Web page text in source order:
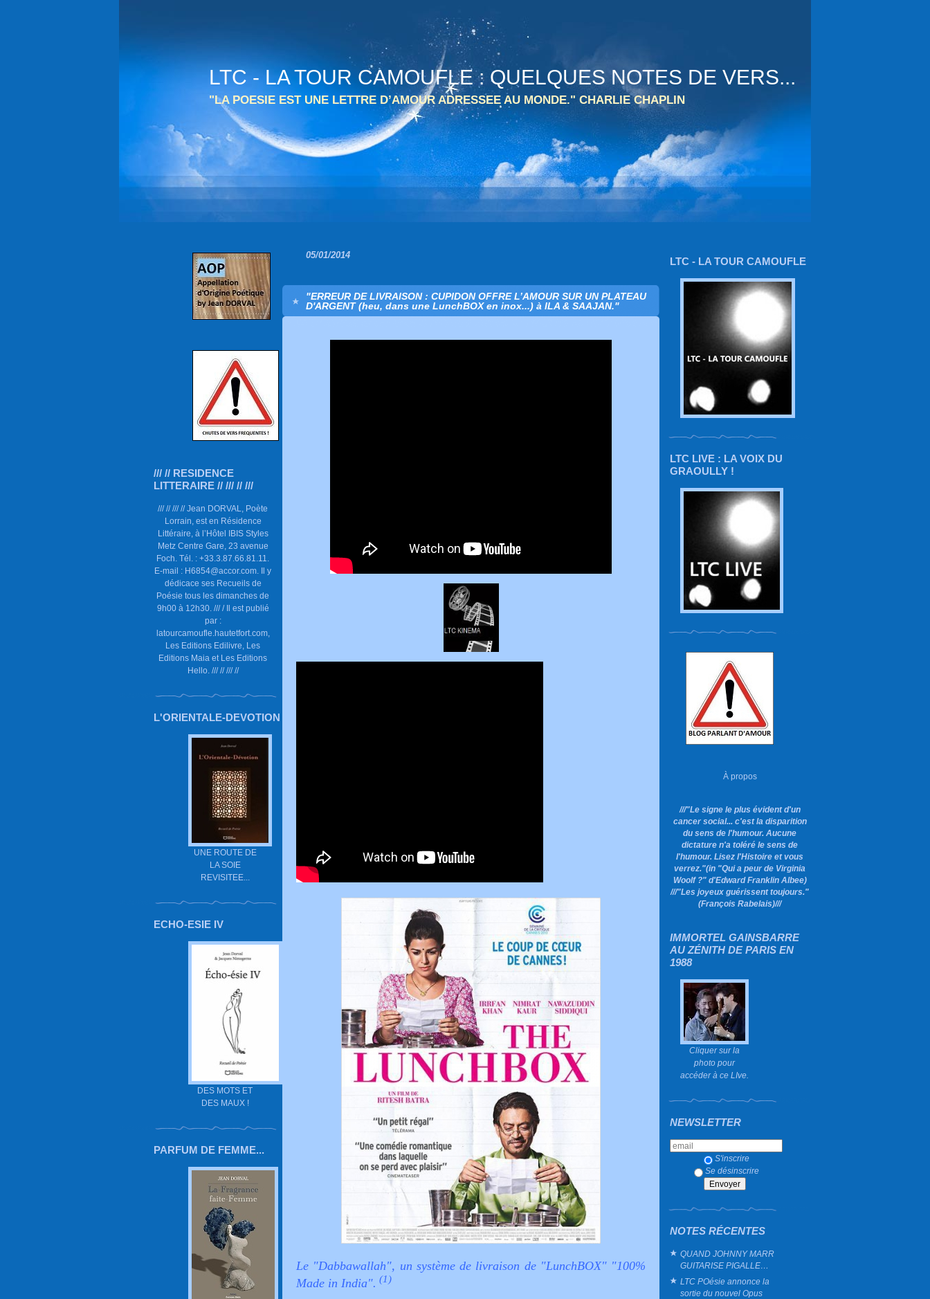
LTC - LA TOUR CAMOUFLE : QUELQUES NOTES DE VERS...
"LA POESIE EST UNE LETTRE D’AMOUR ADRESSEE AU MONDE." CHARLIE CHAPLIN
/// // RESIDENCE
LITTERAIRE // /// // ///
/// // /// // Jean DORVAL, Poète
Lorrain, est en Résidence
Littéraire, à l’Hôtel IBIS Styles
Metz Centre Gare, 23 avenue
Foch. Tél. : +33.3.87.66.81.11.
E-mail : H6854@accor.com. Il y
dédicace ses Recueils de
Poésie tous les dimanches de
9h00 à 12h30. /// / Il est publié
par :
latourcamoufle.hautetfort.com,
Les Editions Edilivre, Les
Editions Maia et Les Editions
Hello. /// // /// //
L'ORIENTALE-DEVOTION
UNE ROUTE DE
LA SOIE
REVISITEE...
ECHO-ESIE IV
DES MOTS ET
DES MAUX !
PARFUM DE FEMME...
LTC - LA TOUR CAMOUFLE
LTC LIVE : LA VOIX DU
GRAOULLY !
À propos
///"Le signe le plus évident d'un
cancer social... c'est la disparition
du sens de l'humour. Aucune
dictature n'a toléré le sens de
l'humour. Lisez l'Histoire et vous
verrez."(in "Qui a peur de Virginia
Woolf ?"d'Edward Franklin Albee)
///"Les joyeux guérissent toujours."
(François Rabelais)///
IMMORTEL GAINSBARRE
AU ZÉNITH DE PARIS EN
1988
Cliquer sur la
photo pour
accéder à ce LIve.
NEWSLETTER
S'inscrire
Se désinscrire
NOTES RÉCENTES
QUAND JOHNNY MARR
GUITARISE PIGALLE…
LTC POésie annonce la
sortie du nouvel Opus
05/01/2014
"ERREUR DE LIVRAISON : CUPIDON OFFRE L’AMOUR SUR UN PLATEAU
D'ARGENT (heu, dans une LunchBOX en inox...) à ILA & SAAJAN."
Le "Dabbawallah", un système de livraison de "LunchBOX" "100%
Made in India". (1)